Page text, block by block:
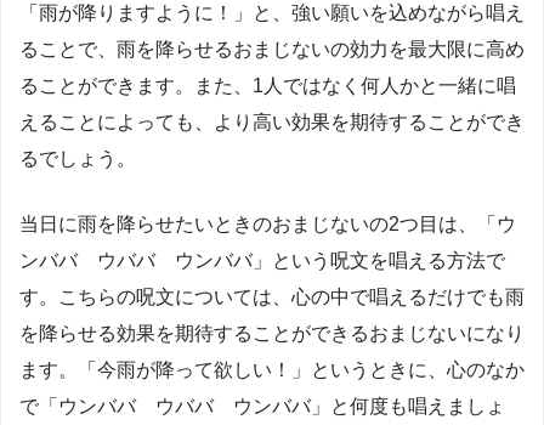
「雨が降りますように！」と、強い願いを込めながら唱え
ることで、雨を降らせるおまじないの効力を最大限に高め
ることができます。また、1人ではなく何人かと一緒に唱
えることによっても、より高い効果を期待することができ
るでしょう。
当日に雨を降らせたいときのおまじないの2つ目は、「ウ
ンババ ウババ ウンババ」という呪文を唱える方法で
す。こちらの呪文については、心の中で唱えるだけでも雨
を降らせる効果を期待することができるおまじないになり
ます。「今雨が降って欲しい！」というときに、心のなか
で「ウンババ ウババ ウンババ」と何度も唱えましょ